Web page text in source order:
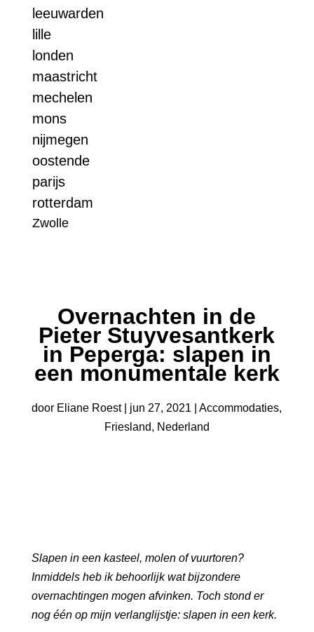
leeuwarden
lille
londen
maastricht
mechelen
mons
nijmegen
oostende
parijs
rotterdam
Zwolle
Overnachten in de
Pieter Stuyvesantkerk
in Peperga: slapen in
een monumentale kerk
door Eliane Roest| jun 27, 2021 |Accommodaties,
Friesland, Nederland
Slapen in een kasteel, molen of vuurtoren?
Inmiddels heb ik behoorlijk wat bijzondere
overnachtingen mogen afvinken. Toch stond er
nog één op mijn verlanglijstje: slapen in een kerk.